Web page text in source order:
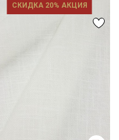
СКИДКА 20% АКЦИЯ